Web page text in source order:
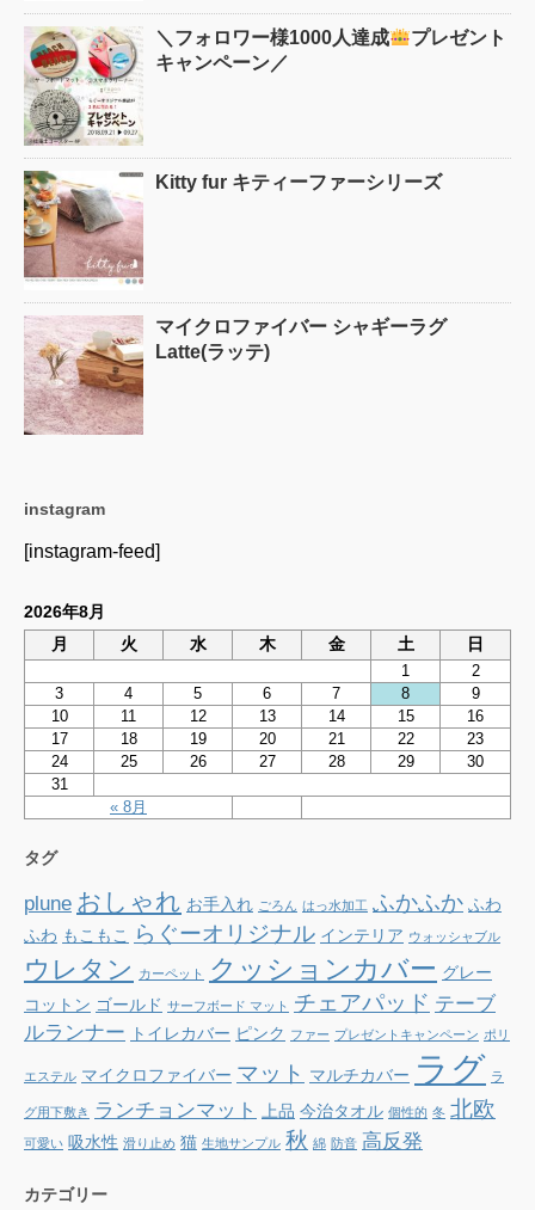
＼フォロワー様1000人達成
プレゼント
キャンペーン／
Kitty fur キティーファーシリーズ
マイクロファイバー シャギーラグ
Latte(ラッテ)
instagram
[instagram-feed]
2026年8月
月
火 水 木 金 土 日
« 8月
1
2
3
4 5 6 7 8
9
10
11 12 13 14 15
16
17
18 19 20 21 22
23
24
25 26 27 28 29
30
31
タグ
plune おしゃれ お手入れ ごろん はっ水加工 ふかふか ふわ
ふわ もこもこ らぐーオリジナル インテリア ウォッシャブル
ウレタン カーペット クッションカバー グレー
コットン ゴールド サーフボード マット チェアパッド テーブ
ルランナー
トイレカバー ピンク ファー プレゼントキャンペーン ポリ
エステル マイクロファイバー マット マルチカバー ラグ ラ
グ用下敷き ランチョンマット 上品 今治タオル 個性的 冬 北欧
可愛い 吸水性 滑り止め 猫 生地サンプル 秋 綿 防音 高反発
カテゴリー